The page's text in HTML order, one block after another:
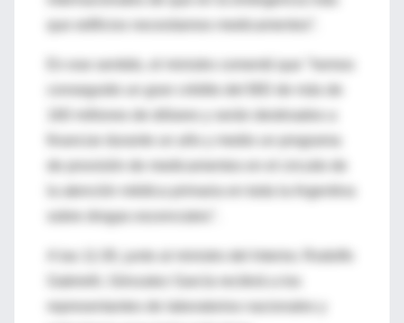
conseguido un gran crédito del BID de más de
financiar durante un año y medio un programa
la atención médica primaria en toda la Argentina
sobre drogas escenciales".